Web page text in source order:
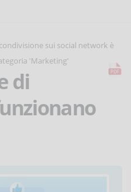
sui social network è
'Marketing'
di